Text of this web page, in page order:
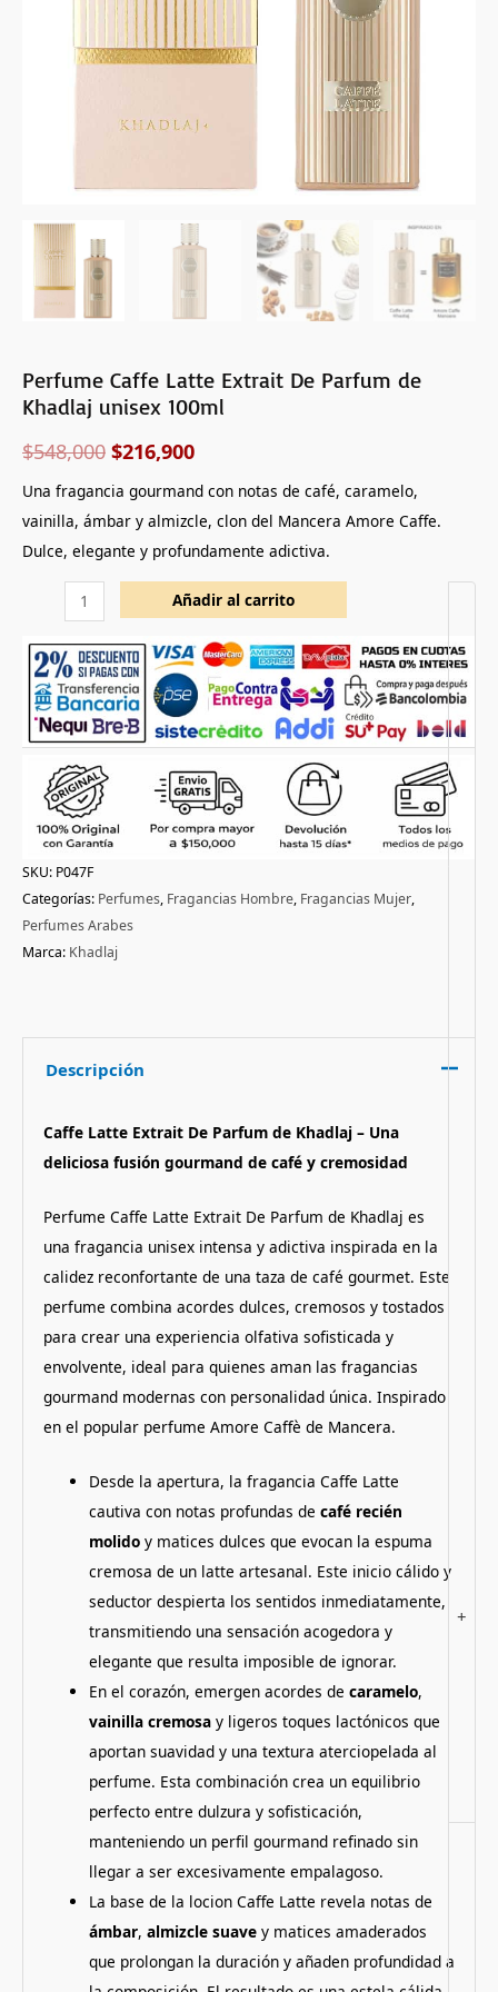
Perfume Caffe Latte Extrait De Parfum de
Khadlaj unisex 100ml
$548,000 $216,900
Una fragancia gourmand con notas de café, caramelo,
vainilla, ámbar y almizcle, clon del Mancera Amore Caffe.
Dulce, elegante y profundamente adictiva.
cantidad
+
Añadir al carrito
SKU: P047F
Categorías: Perfumes, Fragancias Hombre, Fragancias Mujer,
Perfumes Arabes
Marca: Khadlaj
Descripción
Caffe Latte Extrait De Parfum de Khadlaj – Una
deliciosa fusión gourmand de café y cremosidad
Perfume Caffe Latte Extrait De Parfum de Khadlaj es
una fragancia unisex intensa y adictiva inspirada en la
calidez reconfortante de una taza de café gourmet. Este
perfume combina acordes dulces, cremosos y tostados
para crear una experiencia olfativa sofisticada y
envolvente, ideal para quienes aman las fragancias
gourmand modernas con personalidad única. Inspirado
en el popular perfume Amore Caffè de Mancera.
Desde la apertura, la fragancia Caffe Latte
cautiva con notas profundas de café recién
molidoy matices dulces que evocan la espuma
cremosa de un latte artesanal. Este inicio cálido y
seductor despierta los sentidos inmediatamente,
transmitiendo una sensación acogedora y
elegante que resulta imposible de ignorar.
En el corazón, emergen acordes de caramelo,
vainilla cremosay ligeros toques lactónicos que
aportan suavidad y una textura aterciopelada al
perfume. Esta combinación crea un equilibrio
perfecto entre dulzura y sofisticación,
manteniendo un perfil gourmand refinado sin
llegar a ser excesivamente empalagoso.
La base de la locion Caffe Latte revela notas de
ámbar, almizcle suavey matices amaderados
que prolongan la duración y añaden profundidad a